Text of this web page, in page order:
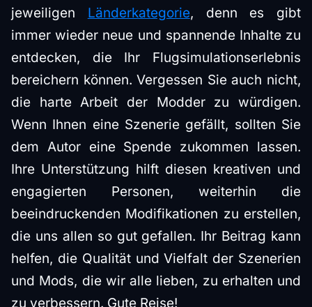
jeweiligen Länderkategorie, denn es gibt
immer wieder neue und spannende Inhalte zu
entdecken, die Ihr Flugsimulationserlebnis
bereichern können. Vergessen Sie auch nicht,
die harte Arbeit der Modder zu würdigen.
Wenn Ihnen eine Szenerie gefällt, sollten Sie
dem Autor eine Spende zukommen lassen.
Ihre Unterstützung hilft diesen kreativen und
engagierten Personen, weiterhin die
beeindruckenden Modifikationen zu erstellen,
die uns allen so gut gefallen. Ihr Beitrag kann
helfen, die Qualität und Vielfalt der Szenerien
und Mods, die wir alle lieben, zu erhalten und
zu verbessern. Gute Reise!